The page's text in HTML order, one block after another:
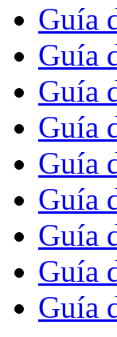
Guía
Guía
Guía
Guía
Guía
Guía
Guía
Guía
Guía